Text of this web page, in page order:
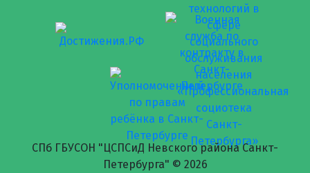
СПб ГБУСОН "ЦСПСиД Невского района Санкт-
Петербурга" © 2026